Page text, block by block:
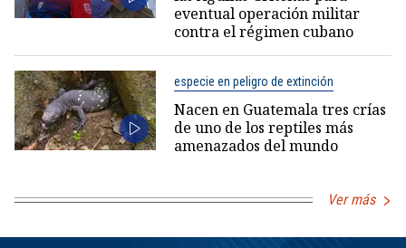
eventual operación militar
contra el régimen cubano
especie en peligro de extinción
Nacen en Guatemala tres crías
de uno de los reptiles más
amenazados del mundo
Ver más